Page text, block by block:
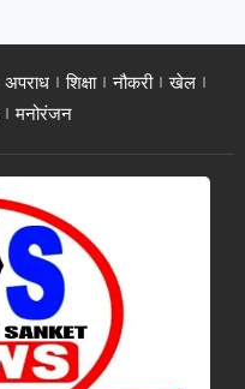
अपराध शिक्षा नौकरी
खेल
मनोरंजन